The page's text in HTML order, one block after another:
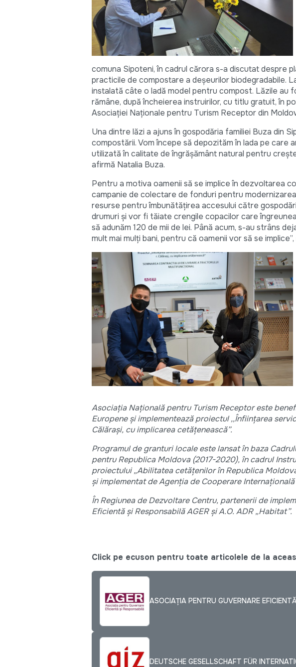
comuna Sipoteni, în cadrul cărora s-a discutat despre
practicile de compostare a deșeurilor biodegradabile.
instalată câte o ladă model pentru compost. Lăzile au
rămâne, după încheierea instruirilor, cu titlu gratuit, în
Asociației Naționale pentru Turism Receptor din
Una dintre lăzi a ajuns în gospodăria familiei Buza din
compostării. Vom începe să depozităm în lada pe
utilizată în calitate de îngrășământ natural pentru
afirmă Natalia Buza.
Pentru a motiva oamenii să se implice în dezvoltarea
campanie de colectare de fonduri pentru
resurse pentru îmbunătățirea accesului către
drumuri și vor fi tăiate crengile copacilor care
să adunăm 120 de mii de lei. Până acum, s-au strâns
mult mai mulți bani, pentru că oamenii vor să se
Asociația Națională pentru Turism Receptor este
Europene și implementează proiectul ,,Înființarea
Călărași, cu implicarea cetățenească”.
Programul de granturi locale este lansat în baza
pentru Republica Moldova (2017-2020), în cadrul
proiectului „Abilitatea cetățenilor în Republica
și implementat de Agenția de Cooperare Internațională
În Regiunea de Dezvoltare Centru, partenerii de
Eficientă și Responsabilă AGER și A.O. ADR „Habitat”.
Click pe ecuson pentru toate articolele de la
ASOCIAŢIA PENTRU GUVERNARE
DEUTSCHE GESELLSCHAFT FÜR